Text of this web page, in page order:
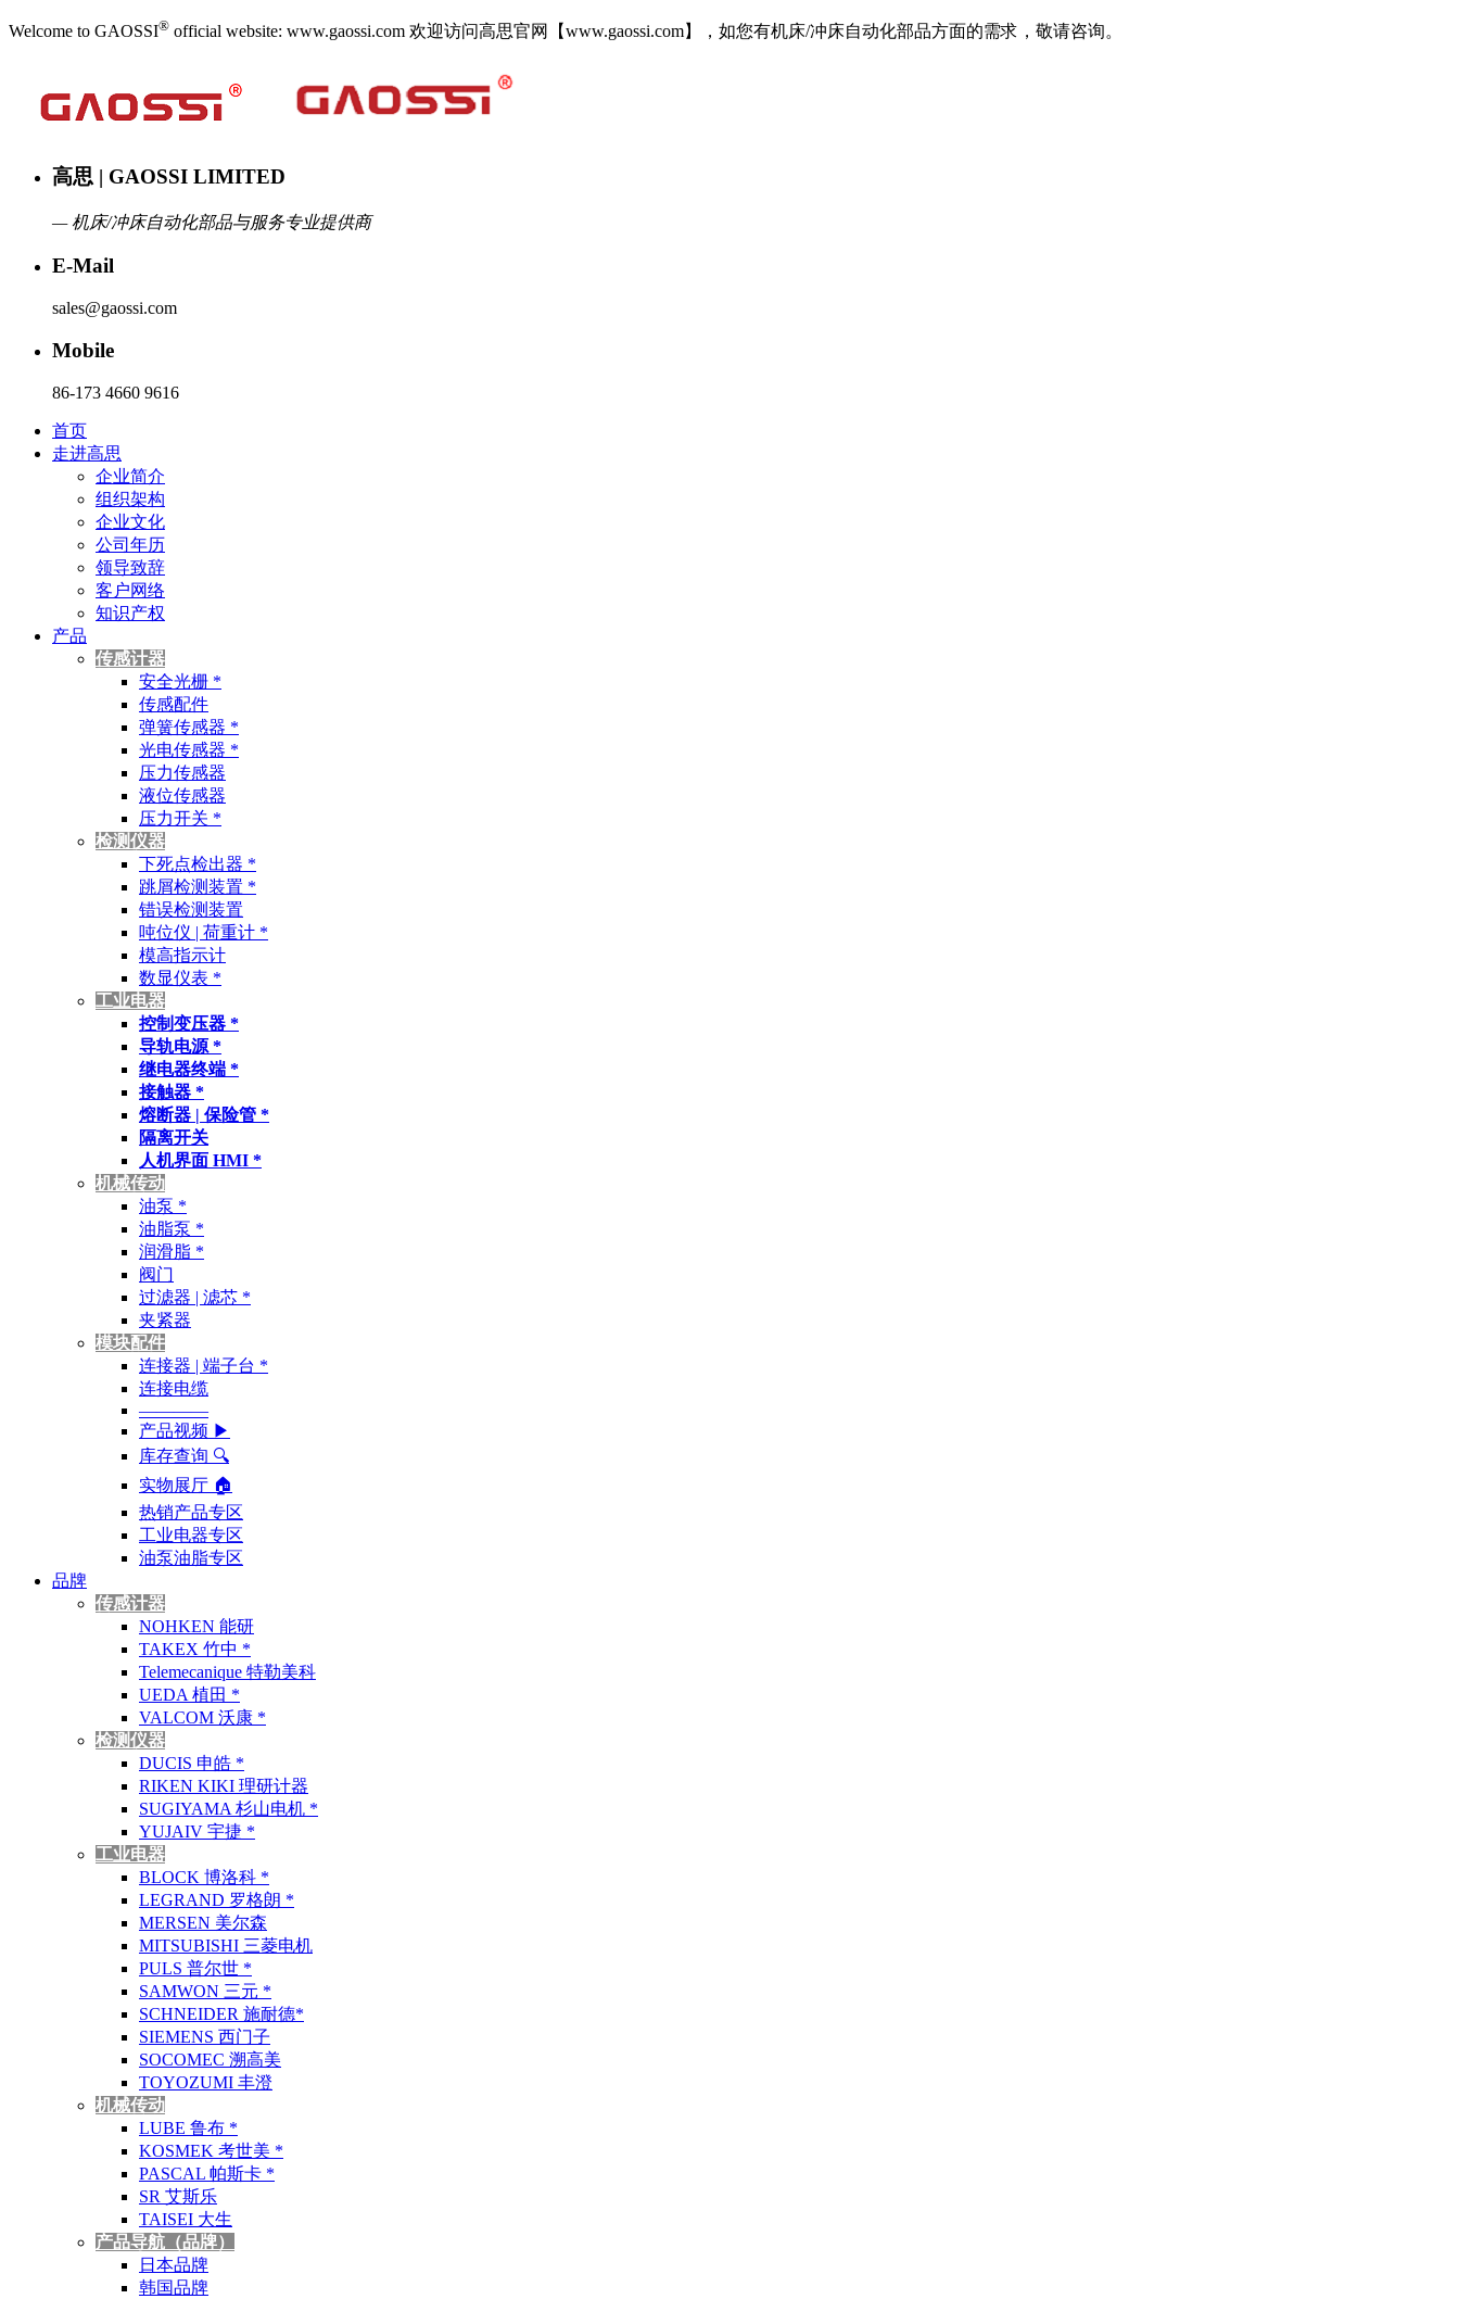
Welcome to GAOSSI® official website: www.gaossi.com 欢迎访问高思官网【www.gaossi.com】，如您有机床/冲床自动化部品方面的需求，敬请咨询。
高思 | GAOSSI LIMITED
— 机床/冲床自动化部品与服务专业提供商
E-Mail
sales@gaossi.com
Mobile
86-173 4660 9616
首页
走进高思
企业简介
组织架构
企业文化
公司年历
领导致辞
客户网络
知识产权
产品
传感计器
安全光栅 *
传感配件
弹簧传感器 *
光电传感器 *
压力传感器
液位传感器
压力开关 *
检测仪器
下死点检出器 *
跳屑检测装置 *
错误检测装置
吨位仪 | 荷重计 *
模高指示计
数显仪表 *
工业电器
控制变压器 *
导轨电源 *
继电器终端 *
接触器 *
熔断器 | 保险管 *
隔离开关
人机界面 HMI *
机械传动
油泵 *
油脂泵 *
润滑脂 *
阀门
过滤器 | 滤芯 *
夹紧器
模块配件
连接器 | 端子台 *
连接电缆
————
产品视频 ▶
库存查询 🔍︎
实物展厅 🏠︎
热销产品专区
工业电器专区
油泵油脂专区
品牌
传感计器
NOHKEN 能研
TAKEX 竹中 *
Telemecanique 特勒美科
UEDA 植田 *
VALCOM 沃康 *
检测仪器
DUCIS 申皓 *
RIKEN KIKI 理研计器
SUGIYAMA 杉山电机 *
YUJAIV 宇捷 *
工业电器
BLOCK 博洛科 *
LEGRAND 罗格朗 *
MERSEN 美尔森
MITSUBISHI 三菱电机
PULS 普尔世 *
SAMWON 三元 *
SCHNEIDER 施耐德*
SIEMENS 西门子
SOCOMEC 溯高美
TOYOZUMI 丰澄
机械传动
LUBE 鲁布 *
KOSMEK 考世美 *
PASCAL 帕斯卡 *
SR 艾斯乐
TAISEI 大生
产品导航（品牌）
日本品牌
韩国品牌